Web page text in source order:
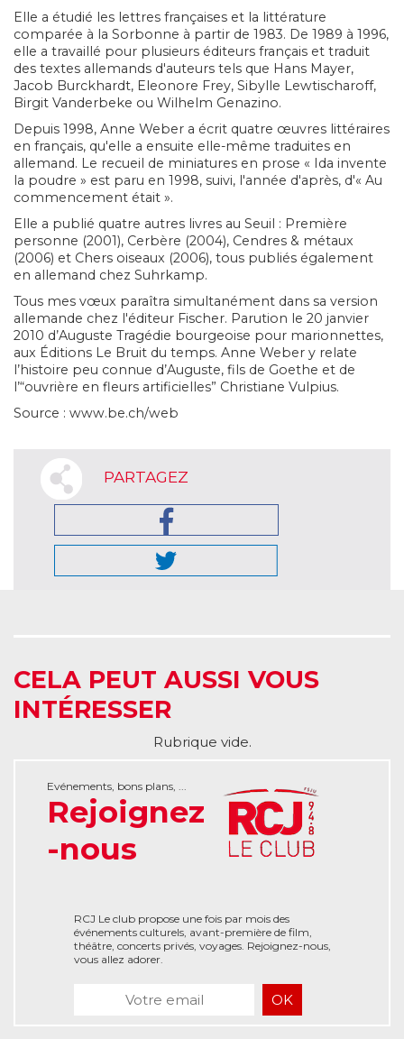
Elle a étudié les lettres françaises et la littérature
comparée à la Sorbonne à partir de 1983. De 1989 à 1996,
elle a travaillé pour plusieurs éditeurs français et traduit
des textes allemands d'auteurs tels que Hans Mayer,
Jacob Burckhardt, Eleonore Frey, Sibylle Lewtischaroff,
Birgit Vanderbeke ou Wilhelm Genazino.
Depuis 1998, Anne Weber a écrit quatre œuvres littéraires
en français, qu'elle a ensuite elle-même traduites en
allemand. Le recueil de miniatures en prose « Ida invente
la poudre » est paru en 1998, suivi, l'année d'après, d'« Au
commencement était ».
Elle a publié quatre autres livres au Seuil : Première
personne (2001), Cerbère (2004), Cendres & métaux
(2006) et Chers oiseaux (2006), tous publiés également
en allemand chez Suhrkamp.
Tous mes vœux paraîtra simultanément dans sa version
allemande chez l'éditeur Fischer. Parution le 20 janvier
2010 d’Auguste Tragédie bourgeoise pour marionnettes,
aux Éditions Le Bruit du temps. Anne Weber y relate
l’histoire peu connue d’Auguste, fils de Goethe et de
l’“ouvrière en fleurs artificielles” Christiane Vulpius.
Source : www.be.ch/web
PARTAGEZ
CELA PEUT AUSSI VOUS
INTÉRESSER
Rubrique vide.
Evénements, bons plans, ...
Rejoignez
-nous
RCJ Le club propose une fois par mois des
événements culturels, avant-première de film,
théâtre, concerts privés, voyages. Rejoignez-nous,
vous allez adorer.